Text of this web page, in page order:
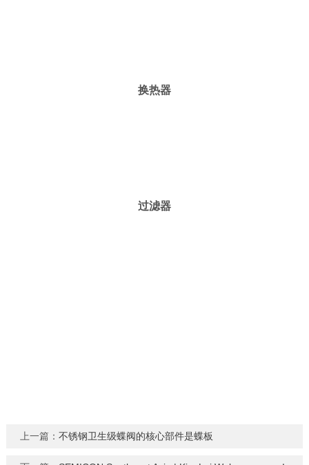
换热器
过滤器
上一篇： 不锈钢卫生级蝶阀的核心部件是蝶板